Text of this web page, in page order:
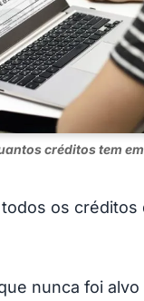
créditos tem
os créditos
nunca foi